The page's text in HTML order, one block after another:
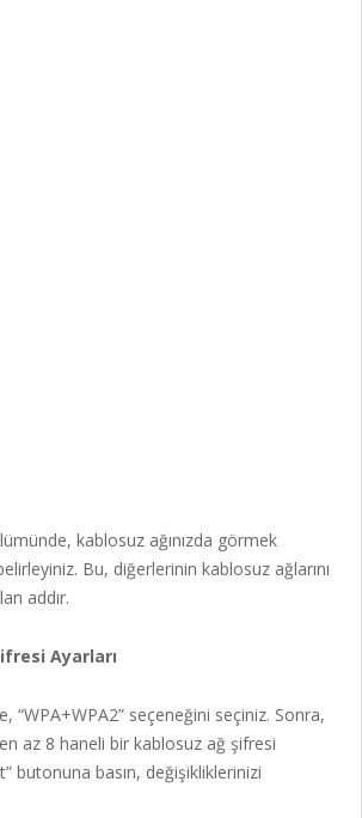
kablosuz ağınızda görmek
Bu, diğerlerinin kablosuz ağlarını
addır.
Ayarları
“WPA+WPA2” seçeneğini seçiniz. Sonra,
az 8 haneli bir kablosuz ağ şifresi
butonuna basın, değişikliklerinizi